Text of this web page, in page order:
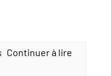
Continuer à lire